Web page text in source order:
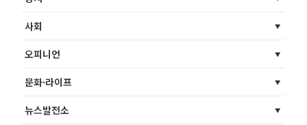
사회
오피니언
문화·라이프
뉴스발전소